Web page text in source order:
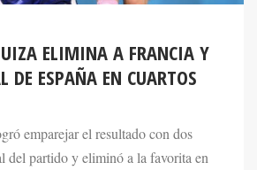
ELIMINA A FRANCIA Y
DE ESPAÑA EN CUARTOS
emparejar el resultado con dos
del partido y eliminó a la favorita en